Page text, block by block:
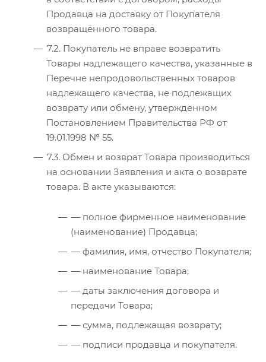
Продавца на доставку от Покупателя
возвращённого товара.
7.2. Покупатель не вправе возвратить
Товары надлежащего качества, указанные в
Перечне непродовольственных товаров
надлежащего качества, не подлежащих
возврату или обмену, утвержденном
Постановлением Правительства РФ от
19.01.1998 № 55.
7.3. Обмен и возврат Товара производиться
на основании Заявления и акта о возврате
товара. В акте указываются:
— полное фирменное наименование
(наименование) Продавца;
— фамилия, имя, отчество Покупателя;
— наименование Товара;
— даты заключения договора и
передачи Товара;
— сумма, подлежащая возврату;
— подписи продавца и покупателя.